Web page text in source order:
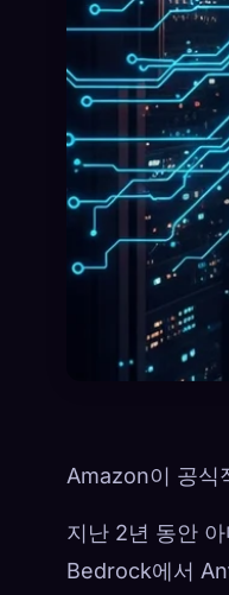
Amazon이 공식
지난 2년 동안
Bedrock에서